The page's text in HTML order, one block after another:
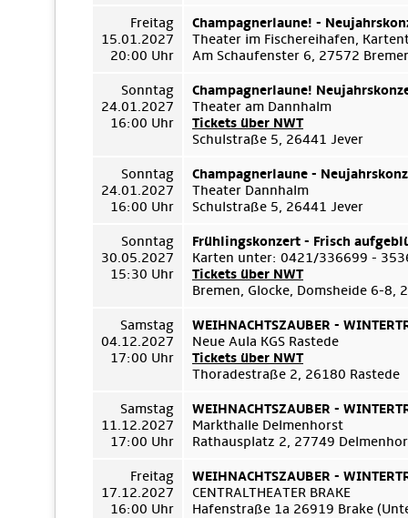
Freitag
15.01.2027
20:00 Uhr
Champagnerlaune! -
Theater im Fischereihafen,
Am Schaufenster 6, 27572
Sonntag
24.01.2027
16:00 Uhr
Champagnerlaune!
Theater am Dannhalm
Tickets über NWT
Schulstraße 5, 26441 Jever
Sonntag
24.01.2027
16:00 Uhr
Champagnerlaune -
Theater Dannhalm
Schulstraße 5, 26441 Jever
Sonntag
30.05.2027
15:30 Uhr
Frühlingskonzert - Frisch
Karten unter: 0421/336699 -
Tickets über NWT
Bremen, Glocke, Domsheide 6-8,
Samstag
04.12.2027
17:00 Uhr
WEIHNACHTSZAUBER -
Neue Aula KGS Rastede
Tickets über NWT
Thoradestraße 2, 26180 Rastede
Samstag
11.12.2027
17:00 Uhr
WEIHNACHTSZAUBER -
Markthalle Delmenhorst
Rathausplatz 2, 27749
Freitag
17.12.2027
16:00 Uhr
WEIHNACHTSZAUBER -
CENTRALTHEATER BRAKE
Hafenstraße 1a 26919 Brake